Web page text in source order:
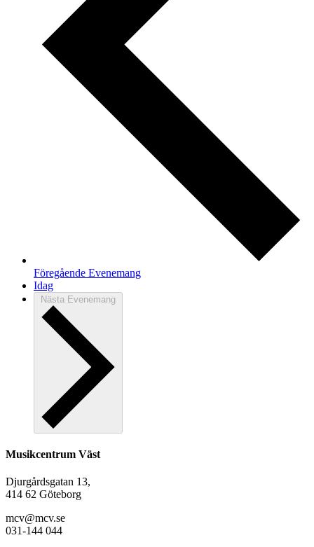
Föregående Evenemang
Idag
Nästa Evenemang
Musikcentrum Väst
Djurgårdsgatan 13,
414 62 Göteborg
mcv@mcv.se
031-144 044